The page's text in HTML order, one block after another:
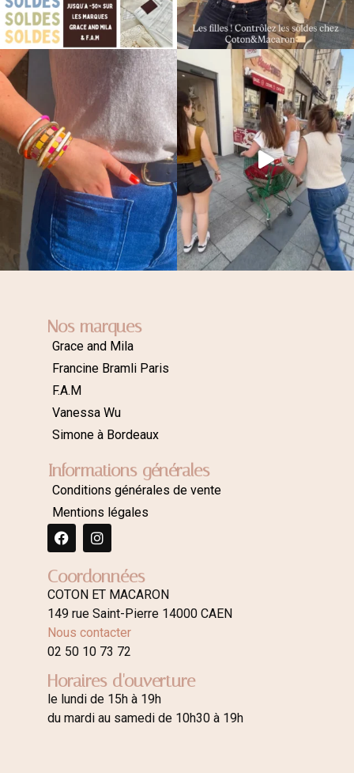
Nos marques
Grace and Mila
Francine Bramli Paris
F.A.M
Vanessa Wu
Simone à Bordeaux
Informations générales
Conditions générales de vente
Mentions légales
Coordonnées
COTON ET MACARON
149 rue Saint-Pierre 14000 CAEN
Nous contacter
02 50 10 73 72
Horaires d'ouverture
le lundi de 15h à 19h
du mardi au samedi de 10h30 à 19h